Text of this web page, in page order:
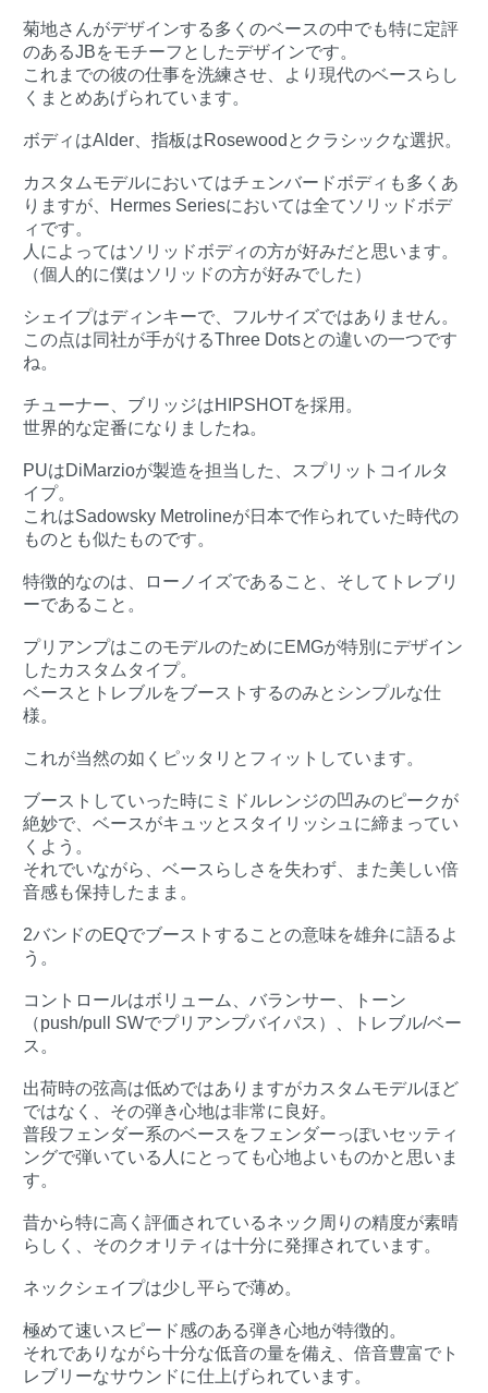
菊地さんがデザインする多くのベースの中でも特に定評
のあるJBをモチーフとしたデザインです。
これまでの彼の仕事を洗練させ、より現代のベースらし
くまとめあげられています。
ボディはAlder、指板はRosewoodとクラシックな選択。
カスタムモデルにおいてはチェンバードボディも多くあ
りますが、Hermes Seriesにおいては全てソリッドボデ
ィです。
人によってはソリッドボディの方が好みだと思います。
（個人的に僕はソリッドの方が好みでした）
シェイプはディンキーで、フルサイズではありません。
この点は同社が手がけるThree Dotsとの違いの一つです
ね。
チューナー、ブリッジはHIPSHOTを採用。
世界的な定番になりましたね。
PUはDiMarzioが製造を担当した、スプリットコイルタ
イプ。
これはSadowsky Metrolineが日本で作られていた時代の
ものとも似たものです。
特徴的なのは、ローノイズであること、そしてトレブリ
ーであること。
プリアンプはこのモデルのためにEMGが特別にデザイン
したカスタムタイプ。
ベースとトレブルをブーストするのみとシンプルな仕
様。
これが当然の如くピッタリとフィットしています。
ブーストしていった時にミドルレンジの凹みのピークが
絶妙で、ベースがキュッとスタイリッシュに締まってい
くよう。
それでいながら、ベースらしさを失わず、また美しい倍
音感も保持したまま。
2バンドのEQでブーストすることの意味を雄弁に語るよ
う。
コントロールはボリューム、バランサー、トーン
（push/pull SWでプリアンプバイパス）、トレブル/ベー
ス。
出荷時の弦高は低めではありますがカスタムモデルほど
ではなく、その弾き心地は非常に良好。
普段フェンダー系のベースをフェンダーっぽいセッティ
ングで弾いている人にとっても心地よいものかと思いま
す。
昔から特に高く評価されているネック周りの精度が素晴
らしく、そのクオリティは十分に発揮されています。
ネックシェイプは少し平らで薄め。
極めて速いスピード感のある弾き心地が特徴的。
それでありながら十分な低音の量を備え、倍音豊富でト
レブリーなサウンドに仕上げられています。